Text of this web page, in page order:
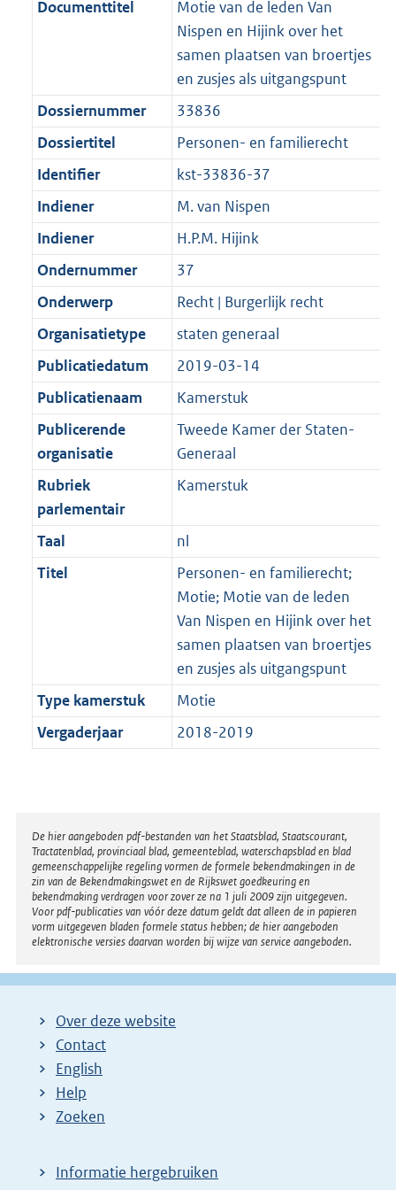
f
a
t
n
a
a
t
i
m
a
a
t
b
e
r
m
a
a
t
K
o
o
t
t
:
2
K
b
o
o
t
e
:
2
K
b
Documenttitel
Motie van de leden Van
Nispen en Hijink over het
samen plaatsen van broertjes
en zusjes als uitgangspunt
Dossiernummer
33836
Dossiertitel
Personen- en familierecht
Identifier
kst-33836-37
Indiener
M. van Nispen
Indiener
H.P.M. Hijink
Ondernummer
37
Onderwerp
Recht | Burgerlijk recht
Organisatietype
staten generaal
Publicatiedatum
2019-03-14
Publicatienaam
Kamerstuk
Publicerende
organisatie
Tweede Kamer der Staten-
Generaal
Rubriek
parlementair
Kamerstuk
Taal
nl
Titel
Personen- en familierecht;
Motie; Motie van de leden
Van Nispen en Hijink over het
samen plaatsen van broertjes
en zusjes als uitgangspunt
Type kamerstuk
Motie
Vergaderjaar
2018-2019
Disclaimer
De hier aangeboden pdf-bestanden van het Staatsblad, Staatscourant,
Tractatenblad, provinciaal blad, gemeenteblad, waterschapsblad en blad
gemeenschappelijke regeling vormen de formele bekendmakingen in de
zin van de Bekendmakingswet en de Rijkswet goedkeuring en
bekendmaking verdragen voor zover ze na 1 juli 2009 zijn uitgegeven.
Voor pdf-publicaties van vóór deze datum geldt dat alleen de in papieren
vorm uitgegeven bladen formele status hebben; de hier aangeboden
elektronische versies daarvan worden bij wijze van service aangeboden.
Over deze website
Contact
English
Help
Zoeken
Informatie hergebruiken